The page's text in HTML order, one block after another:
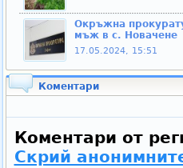
Окръжна
мъж в с. Новачене
17.05.2024, 15:51
Коментари
Коментари от
Скрий